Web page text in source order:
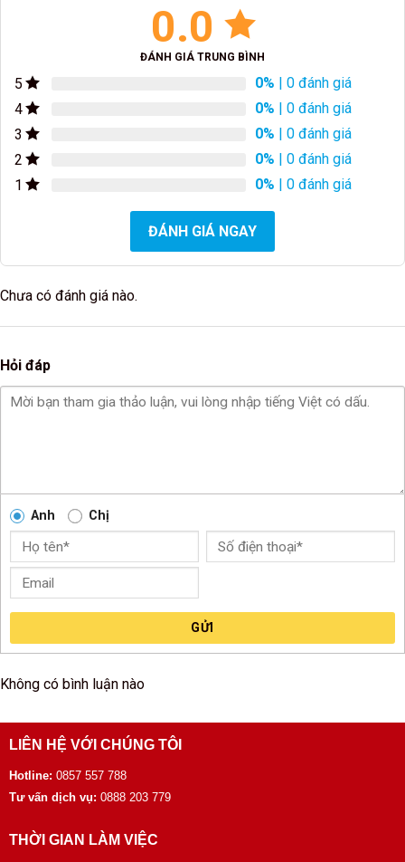
0.0
ĐÁNH GIÁ TRUNG BÌNH
5 0% | 0 đánh giá
4
0% | 0 đánh giá
3
0% | 0 đánh giá
2
0% | 0 đánh giá
1
0% | 0 đánh giá
ĐÁNH GIÁ NGAY
Chưa có đánh giá nào.
Hỏi đáp
Anh Chị
GỬI
Không có bình luận nào
LIÊN HỆ VỚI CHÚNG TÔI
Hotline: 0857 557 788
Tư vấn dịch vụ: 0888 203 779
THỜI GIAN LÀM VIỆC